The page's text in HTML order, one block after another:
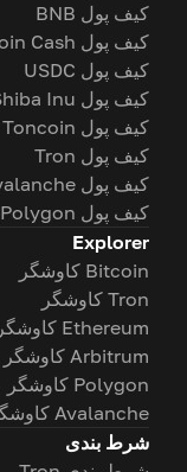
کیف پول BNB
کیف پول Bitcoin Cash
کیف پول USDC
کیف پول Shiba Inu
کیف پول Toncoin
کیف پول Tron
کیف پول Avalanche
کیف پول Polygon
Explorer
Bitcoin کاوشگر
Tron کاوشگر
Ethereum کاوشگر
Arbitrum کاوشگر
Polygon کاوشگر
Avalanche کاوشگر
شرط بندی